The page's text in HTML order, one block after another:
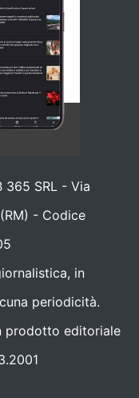
SRL - Via
- Codice
in
periodicità.
prodotto editoriale